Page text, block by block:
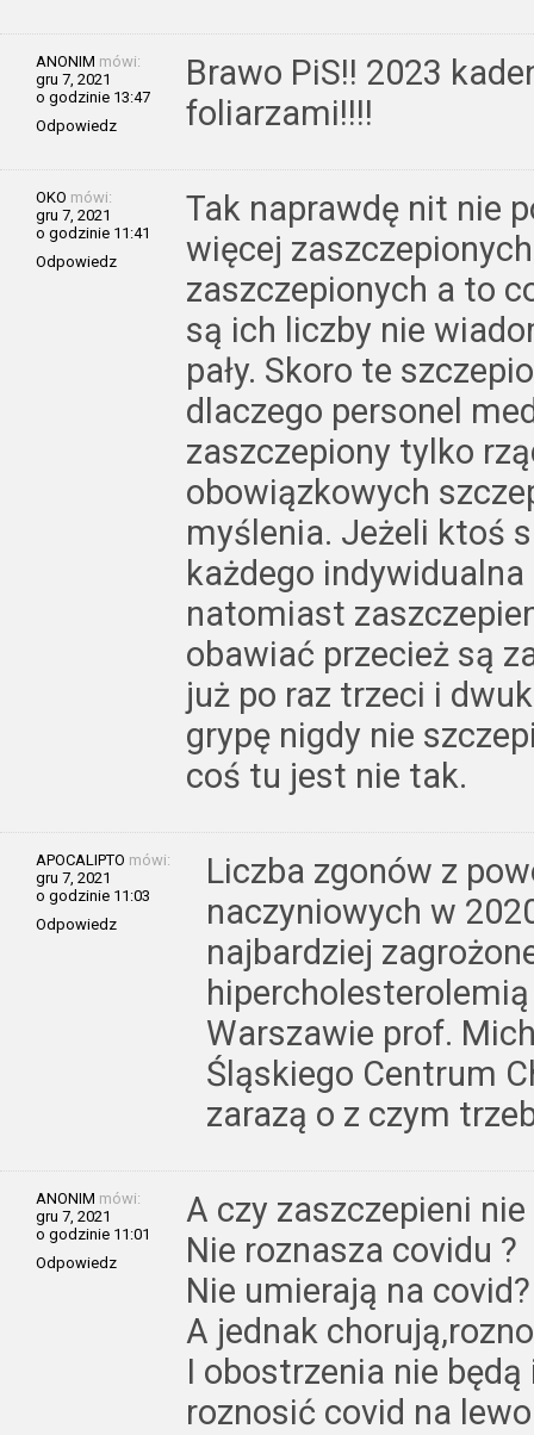
ANONIM mówi:
gru 7, 2021
o godzinie 13:47
Odpowiedz
Brawo PiS!! 2023
foliarzami!!!!
OKO mówi:
gru 7, 2021
o godzinie 11:41
Odpowiedz
Tak naprawdę nit nie
więcej
zaszczepionych a to
są ich liczby nie
pały. Skoro te
dlaczego personel
zaszczepiony tylko
obowiązkowych
myślenia. Jeżeli ktoś
każdego
natomiast
obawiać przecież są
już po raz trzeci i
grypę nigdy nie
coś tu jest nie tak.
APOCALIPTO mówi:
gru 7, 2021
o godzinie 11:03
Odpowiedz
Liczba zgonów z
naczyniowych w
najbardziej
Warszawie prof.
Śląskiego Centrum
zarazą o z czym
ANONIM mówi:
gru 7, 2021
o godzinie 11:01
Odpowiedz
A czy zaszczepieni
Nie roznasza covidu ?
Nie umierają na covid?
A jednak
I obostrzenia nie
roznosić covid na